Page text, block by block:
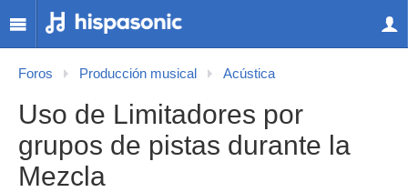
Foros Producción musical Acústica
Uso de Limitadores por
grupos de pistas durante la
Mezcla